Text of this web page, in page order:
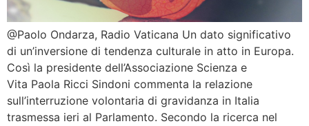
@Paolo Ondarza, Radio Vaticana Un dato significativo
di un’inversione di tendenza culturale in atto in Europa.
Così la presidente dell’Associazione Scienza e
Vita Paola Ricci Sindoni commenta la relazione
sull’interruzione volontaria di gravidanza in Italia
trasmessa ieri al Parlamento. Secondo la ricerca nel